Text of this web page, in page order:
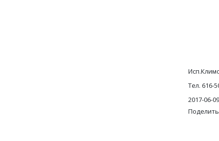
Тел. 616-
2017-06-09